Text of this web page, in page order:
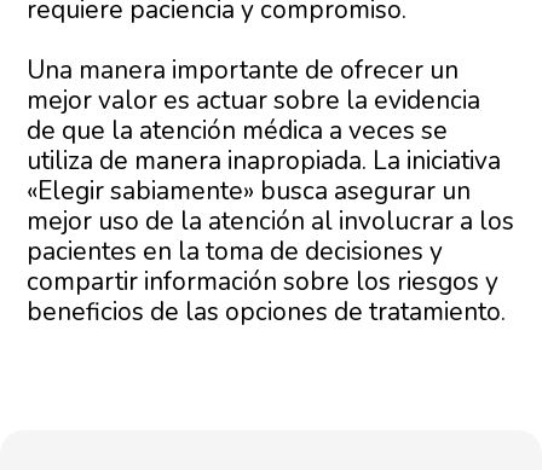
requiere paciencia y compromiso.
Una manera importante de ofrecer un
mejor valor es actuar sobre la evidencia
de que la atención médica a veces se
utiliza de manera inapropiada. La iniciativa
«Elegir sabiamente» busca asegurar un
mejor uso de la atención al involucrar a los
pacientes en la toma de decisiones y
compartir información sobre los riesgos y
beneficios de las opciones de tratamiento.